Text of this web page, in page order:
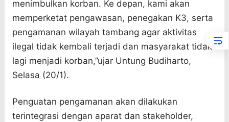
menimbulkan korban. Ke depan, kami akan
memperketat pengawasan, penegakan K3, serta
pengamanan wilayah tambang agar aktivitas
ilegal tidak kembali terjadi dan masyarakat tidak
lagi menjadi korban,”ujar Untung Budiharto,
Selasa (20/1).
Penguatan pengamanan akan dilakukan
terintegrasi dengan aparat dan stakeholder,